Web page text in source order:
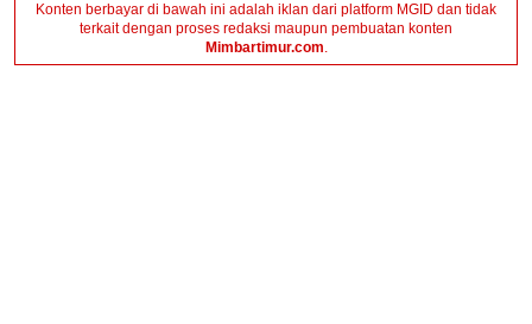
Konten berbayar di bawah ini adalah iklan dari platform MGID dan tidak
terkait dengan proses redaksi maupun pembuatan konten
Mimbartimur.com.